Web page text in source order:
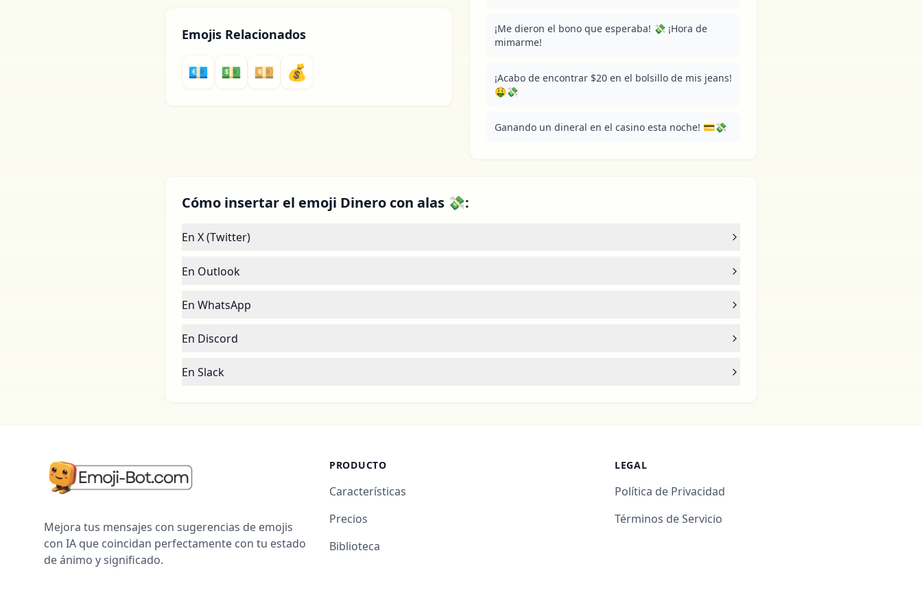
Emojis Relacionados
💶 💵 💴 💰
¡Me dieron el bono que esperaba! 💸 ¡Hora de
mimarme!
¡Acabo de encontrar $20 en el bolsillo de mis jeans!
🤑💸
Ganando un dineral en el casino esta noche! 💳💸
Cómo insertar el emoji Dinero con alas 💸:
En X (Twitter)
En Outlook
En WhatsApp
En Discord
En Slack
Mejora tus mensajes con sugerencias de emojis
con IA que coincidan perfectamente con tu estado
de ánimo y significado.
PRODUCTO
Características
Precios
Biblioteca
LEGAL
Política de Privacidad
Términos de Servicio